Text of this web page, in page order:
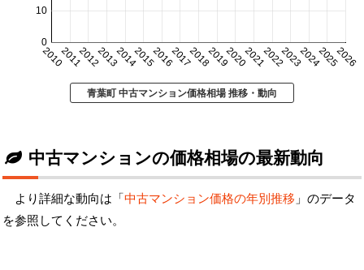
20102011201220132014201520162017201820192020202120222023202420252026
0
10
青葉町 中古マンション価格相場 推移・動向
中古マンションの価格相場の最新動向
より詳細な動向は「中古マンション価格の年別推移 」のデータ
を参照してください。